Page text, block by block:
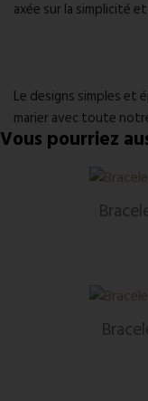
axée sur la simplicité
Le designs simples et
marier avec toute
Vous pourriez